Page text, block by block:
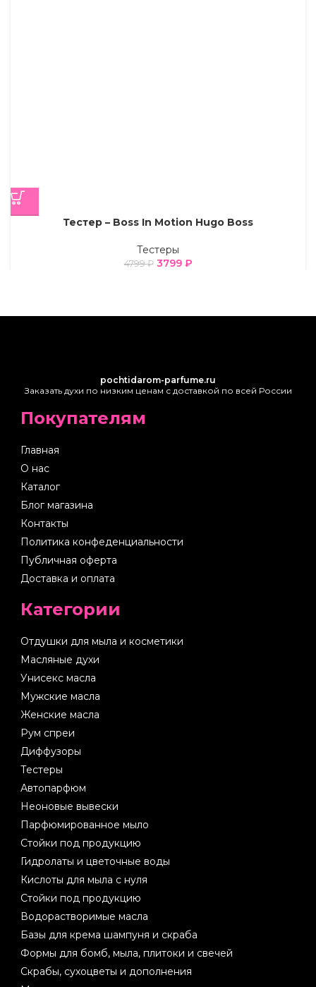
Тестер – Boss In Motion Hugo Boss
Тестеры
4799₽ 3799 ₽
pochtidarom-parfume.ru
Заказать духи по низким ценам с доставкой по всей России
Покупателям
Главная
О нас
Каталог
Блог магазина
Контакты
Политика конфеденциальности
Публичная оферта
Доставка и оплата
Категории
Отдушки для мыла и косметики
Масляные духи
Унисекс масла
Мужские масла
Женские масла
Рум спреи
Диффузоры
Тестеры
Автопарфюм
Неоновые вывески
Парфюмированное мыло
Стойки под продукцию
Гидролаты и цветочные воды
Кислоты для мыла с нуля
Стойки под продукцию
Водорастворимые масла
Базы для крема шампуня и скраба
Формы для бомб, мыла, плитоки и свечей
Скрабы, сухоцветы и дополнения